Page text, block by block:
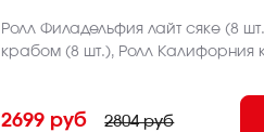
Ролл Филадельфия лайт сяке (8
крабом (8 шт.), Ролл Калифорния
(8 шт.), Ролл Чикен темпура (8
блюда может отличаться от фото
2699 руб 2804 руб